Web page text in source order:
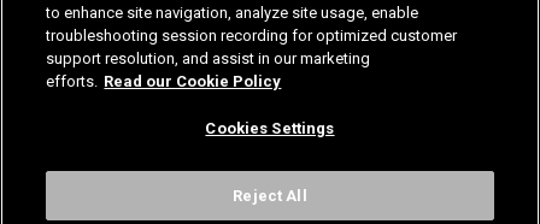
United Kingdom Germany Nederland
België - Nederlands
to enhance site navigation, analyze site usage, enable
troubleshooting session recording for optimized customer
support resolution, and assist in our marketing
efforts. Read our Cookie Policy
Cookies Settings
Reject All